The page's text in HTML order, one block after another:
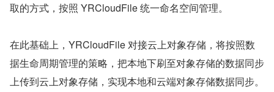
取的方式，按照 YRCloudFile 统一命名空间管理。
在此基础上，YRCloudFile 对接云上对象存储，将按照数
据生命周期管理的策略，把本地下刷至对象存储的数据同步
上传到云上对象存储，实现本地和云端对象存储数据同步。